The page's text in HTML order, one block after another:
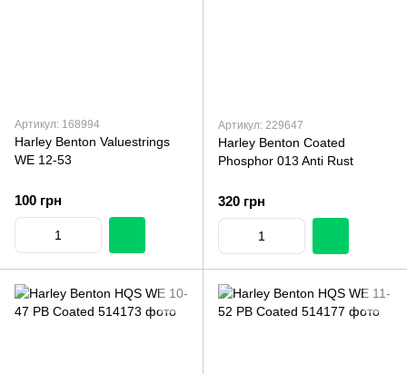
Артикул: 168994
Harley Benton Valuestrings
WE 12-53
100 грн
Артикул: 229647
Harley Benton Coated
Phosphor 013 Anti Rust
320 грн